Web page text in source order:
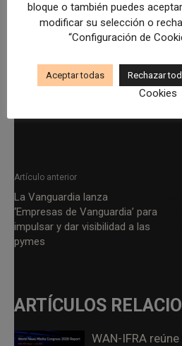
Artículo anterior
La Vanguardia lanza
‘Empresas de Vanguardia’ para
impulsar y dar visibilidad a las
pymes
ARTÍCULOS
WAN-IFRA
bloque o también puedes
modificar su selección o
“Configuración de
Aceptar todas Rechazar
Cookies